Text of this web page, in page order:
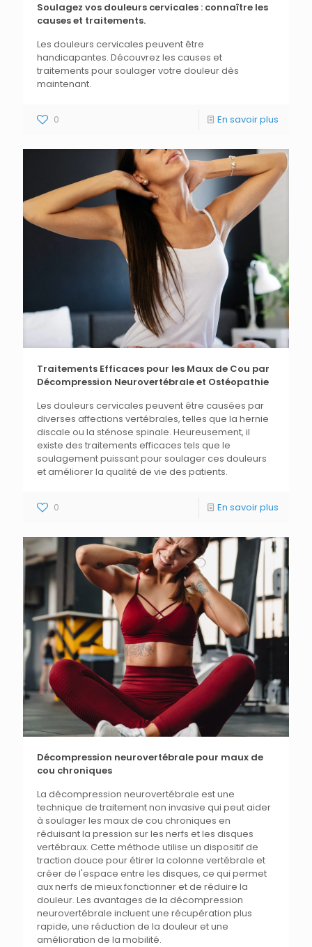
Soulagez vos douleurs cervicales : connaître les
causes et traitements.
Les douleurs cervicales peuvent être
handicapantes. Découvrez les causes et
traitements pour soulager votre douleur dès
maintenant.
0 En savoir plus
Traitements Efficaces pour les Maux de Cou par
Décompression Neurovertébrale et Ostéopathie
Les douleurs cervicales peuvent être causées par
diverses affections vertébrales, telles que la hernie
discale ou la sténose spinale. Heureusement, il
existe des traitements efficaces tels que le
soulagement puissant pour soulager ces douleurs
et améliorer la qualité de vie des patients.
0 En savoir plus
Décompression neurovertébrale pour maux de
cou chroniques
La décompression neurovertébrale est une
technique de traitement non invasive qui peut aider
à soulager les maux de cou chroniques en
réduisant la pression sur les nerfs et les disques
vertébraux. Cette méthode utilise un dispositif de
traction douce pour étirer la colonne vertébrale et
créer de l'espace entre les disques, ce qui permet
aux nerfs de mieux fonctionner et de réduire la
douleur. Les avantages de la décompression
neurovertébrale incluent une récupération plus
rapide, une réduction de la douleur et une
amélioration de la mobilité.